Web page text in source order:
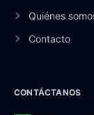
Quiénes
Contacto
CONTÁCTANOS